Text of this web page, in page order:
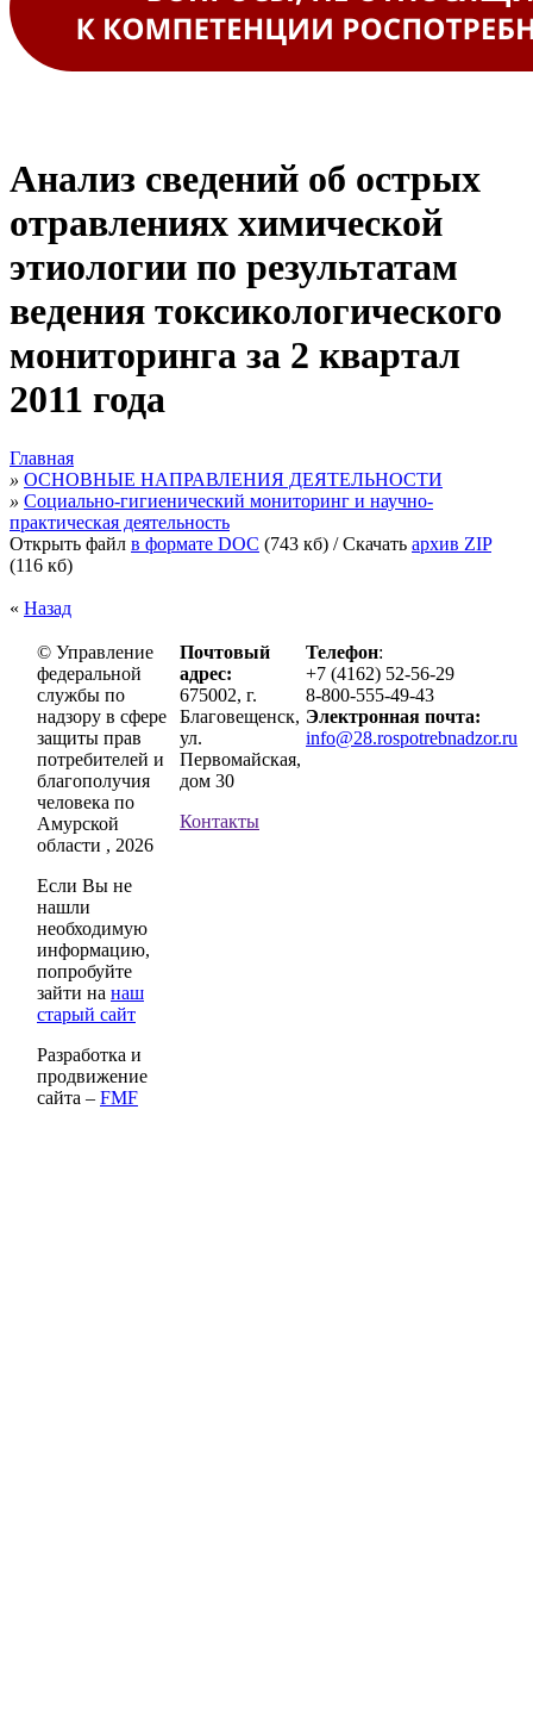
Анализ сведений об острых
отравлениях химической
этиологии по результатам
ведения токсикологического
мониторинга за 2 квартал
2011 года
Главная
» ОСНОВНЫЕ НАПРАВЛЕНИЯ ДЕЯТЕЛЬНОСТИ
» Социально-гигиенический мониторинг и научно-
практическая деятельность
Открыть файл в формате DOC (743 кб) / Скачать архив ZIP
(116 кб)
« Назад
© Управление
федеральной
службы по
надзору в сфере
защиты прав
потребителей и
благополучия
человека по
Амурской
области , 2026
Если Вы не
нашли
необходимую
информацию,
попробуйте
зайти на наш
старый сайт
Разработка и
продвижение
сайта – FMF
Почтовый
адрес:
675002, г.
Благовещенск,
ул.
Первомайская,
дом 30
Контакты
Телефон:
+7 (4162) 52-56-29
8-800-555-49-43
Электронная почта:
info@28.rospotrebnadzor.ru